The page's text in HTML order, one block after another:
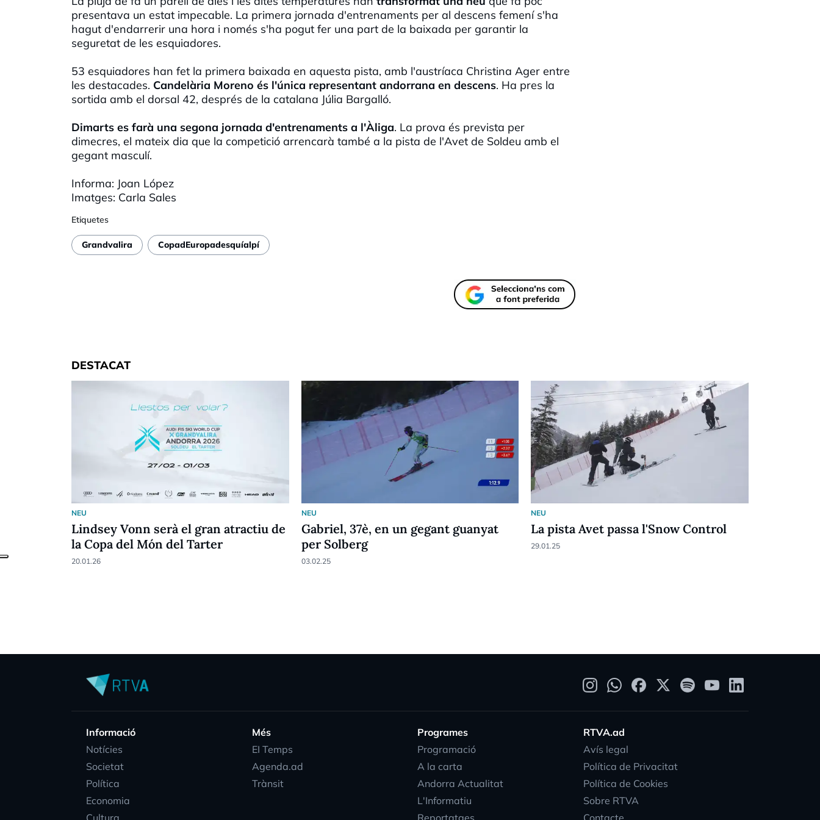
presentava un estat impecable. La primera jornada d'entrenaments per al descens femení s'ha
hagut d'endarrerir una hora i només s'ha pogut fer una part de la baixada per garantir la
seguretat de les esquiadores.
53 esquiadores han fet la primera baixada en aquesta pista, amb l'austríaca Christina Ager entre
les destacades. Candelària Moreno és l'única representant andorrana en descens. Ha pres la
sortida amb el dorsal 42, després de la catalana Júlia Bargalló.
Dimarts es farà una segona jornada d'entrenaments a l'Àliga. La prova és prevista per
dimecres, el mateix dia que la competició arrencarà també a la pista de l'Avet de Soldeu amb el
gegant masculí.
Informa: Joan López
Imatges: Carla Sales
Etiquetes
Grandvalira CopadEuropadesquíalpí
DESTACAT
NEU
Lindsey Vonn serà el gran atractiu de
la Copa del Món del Tarter
20.01.26
NEU
Gabriel, 37è, en un gegant guanyat
per Solberg
03.02.25
NEU
La pista Avet passa l'Snow Control
29.01.25
Informació
Notícies
Societat
Política
Economia
Més
EI Temps
Agenda.ad
Trànsit
Programes
Programació
A la carta
Andorra Actualitat
L'Informatiu
RTVA.ad
Avís legal
Política de Privacitat
Política de Cookies
Sobre RTVA